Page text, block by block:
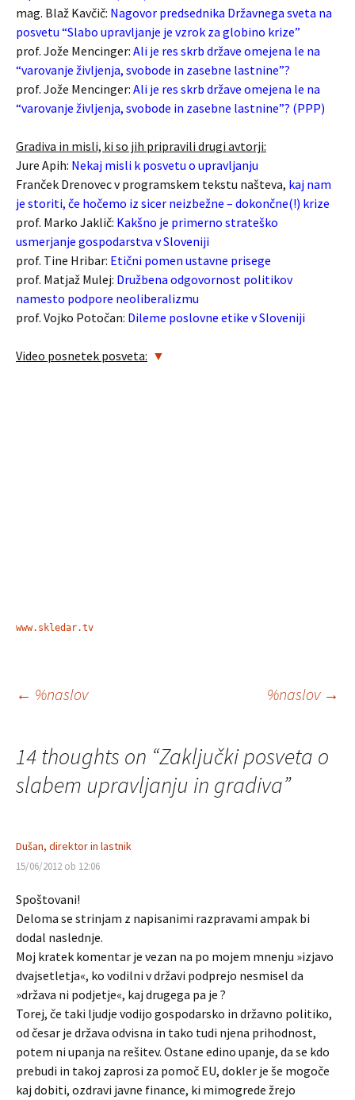
mag. Blaž Kavčič: Nagovor predsednika Državnega sveta na
posvetu “Slabo upravljanje je vzrok za globino krize”
prof. Jože Mencinger: Ali je res skrb države omejena le na
“varovanje življenja, svobode in zasebne lastnine”?
prof. Jože Mencinger: Ali je res skrb države omejena le na
“varovanje življenja, svobode in zasebne lastnine”? (PPP)
Gradiva in misli, ki so jih pripravili drugi avtorji:
Jure Apih: Nekaj misli k posvetu o upravljanju
Franček Drenovec v programskem tekstu našteva, kaj nam
je storiti, če hočemo iz sicer neizbežne – dokončne(!) krize
prof. Marko Jaklič: Kakšno je primerno strateško
usmerjanje gospodarstva v Sloveniji
prof. Tine Hribar: Etični pomen ustavne prisege
prof. Matjaž Mulej: Družbena odgovornost politikov
namesto podpore neoliberalizmu
prof. Vojko Potočan: Dileme poslovne etike v Sloveniji
Video posnetek posveta: ▼
www.skledar.tv
Krmarjenje
prispevkih
← %naslov %naslov →
14 thoughts on “Zaključki posveta o
slabem upravljanju in gradiva”
Dušan, direktor in lastnik
15/06/2012 ob 12:06
Spoštovani!
Deloma se strinjam z napisanimi razpravami ampak bi
dodal naslednje.
Moj kratek komentar je vezan na po mojem mnenju »izjavo
dvajsetletja«, ko vodilni v državi podprejo nesmisel da
»država ni podjetje«, kaj drugega pa je ?
Torej, če taki ljudje vodijo gospodarsko in državno politiko,
od česar je država odvisna in tako tudi njena prihodnost,
potem ni upanja na rešitev. Ostane edino upanje, da se kdo
prebudi in takoj zaprosi za pomoč EU, dokler je še mogoče
kaj dobiti, ozdravi javne finance, ki mimogrede žrejo